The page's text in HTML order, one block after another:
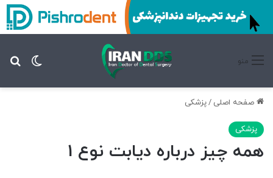
تغییر منو
صفحه اصلی /پزشکی
پزشکی
همه چیز درباره دیابت نوع 1